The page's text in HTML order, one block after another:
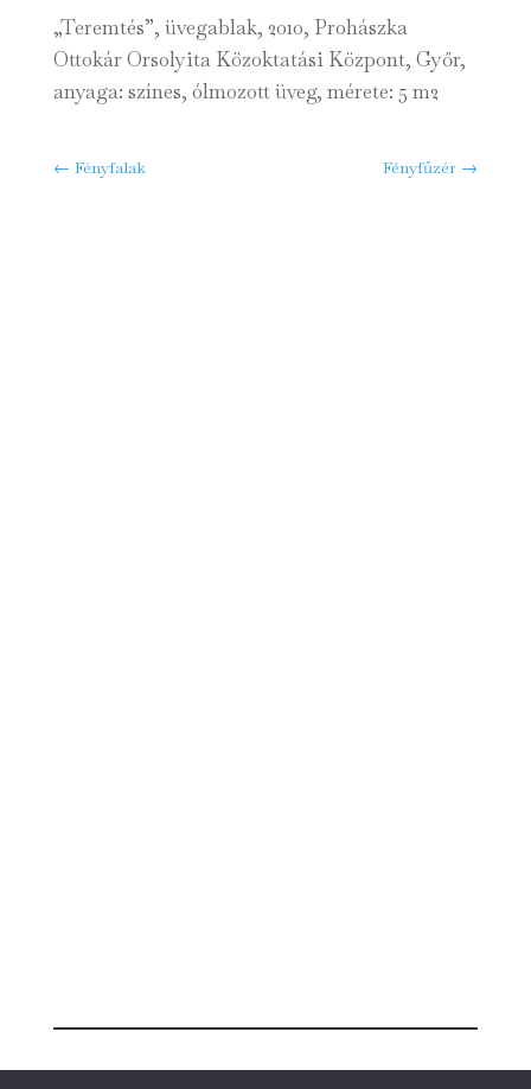
„Teremtés”, üvegablak, 2010, Prohászka
Ottokár Orsolyita Közoktatási Központ, Győr,
anyaga: színes, ólmozott üveg, mérete: 5 m2
← Fényfalak Fényfűzér →